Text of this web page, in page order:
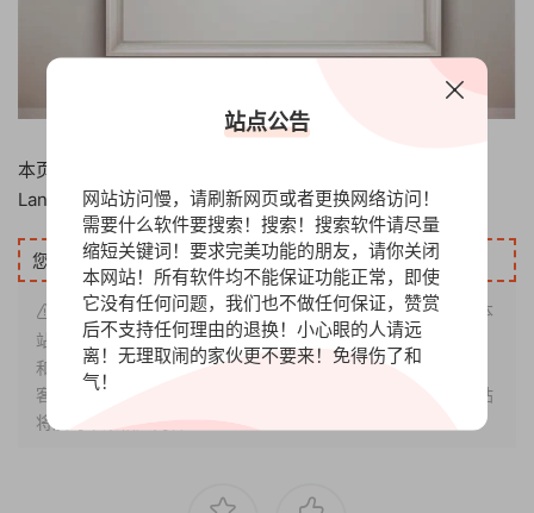
本页收录的具体版本如下：
Lansweeper 12.8.0.6 激活版
您需要先赞赏45元 才能下载此资源！立即赞赏
声明：本站内容仅限用于测试、学习环境使用！在未征得本
站同意时，禁止复制、盗用、采集、发布本站内容到任何网站
和媒体平台。如若本站内容侵犯了原著者的合法权益，请联系
客服或发送邮件：gosoftvip@163.com「需要权利证明」本站
将及时下架相应内容！
站点公告
网站访问慢，请刷新网页或者更换网络访问！
需要什么软件要搜索！搜索！搜索软件请尽量
缩短关键词！要求完美功能的朋友，请你关闭
本网站！所有软件均不能保证功能正常，即使
它没有任何问题，我们也不做任何保证，赞赏
后不支持任何理由的退换！小心眼的人请远
离！无理取闹的家伙更不要来！免得伤了和
气！